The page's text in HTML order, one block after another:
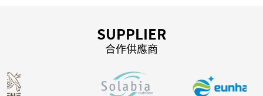
SUPPLIER
合作供應商